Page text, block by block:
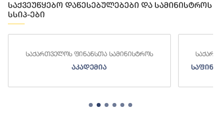
საქვეუწყებო დაწესებულებები და სამინისტროს
სსიპ-ები
საქართველოს ფინანსთა სამინისტროს
აკადემია